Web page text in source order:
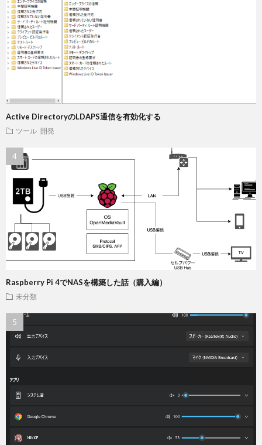
Active DirectoryのLDAPS通信を有効化する
ツール 開発
Raspberry Pi 4でNASを構築した話（購入編）
未分類